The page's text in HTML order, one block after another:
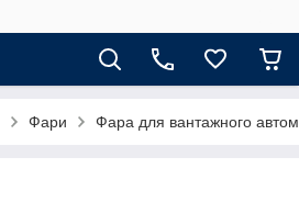
Фари Фара для вантажного